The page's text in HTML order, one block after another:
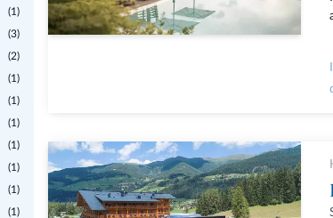
(1)
(3)
(2)
(1)
(1)
(1)
(1)
(1)
(1)
(1)